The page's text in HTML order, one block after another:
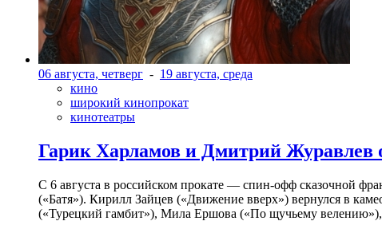
06 августа, четверг - 19 августа, среда
кино
широкий кинопрокат
кинотеатры
Гарик Харламов и Дмитрий Журавлев
С 6 августа в российском прокате — спин-офф сказочной
(«Батя»). Кирилл Зайцев («Движение вверх») вернулся в
(«Турецкий гамбит»), Мила Ершова («По щучьему